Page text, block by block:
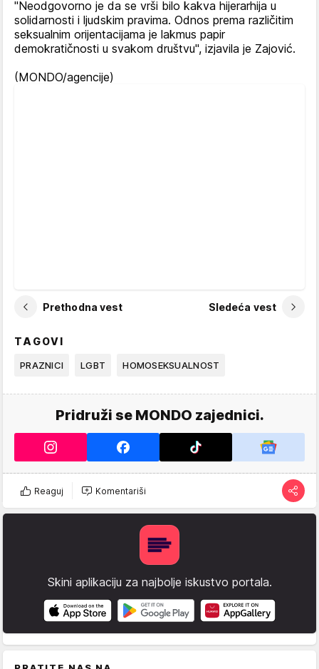
"Neodgovorno je da se vrši bilo kakva hijerarhija u
solidarnosti i ljudskim pravima. Odnos prema različitim
seksualnim orijentacijama je lakmus papir
demokratičnosti u svakom društvu", izjavila je Zajović.
(MONDO/agencije)
Prethodna vest Sledeća vest
TAGOVI
PRAZNICI LGBT HOMOSEKSUALNOST
Pridruži se MONDO zajednici.
Reaguj Komentariši
Skini aplikaciju za najbolje iskustvo portala.